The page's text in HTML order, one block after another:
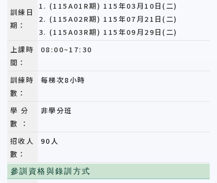
訓練日
期：
(115A01R期) 115年03月10日(二)
(115A02R期) 115年07月21日(二)
(115A03R期) 115年09月29日(二)
上課時
間：
08:00~17:30
訓練時
數：
每梯次8小時
學 分
數 ：
非學分班
招收人
數：
90人
參訓資格與錄訓方式